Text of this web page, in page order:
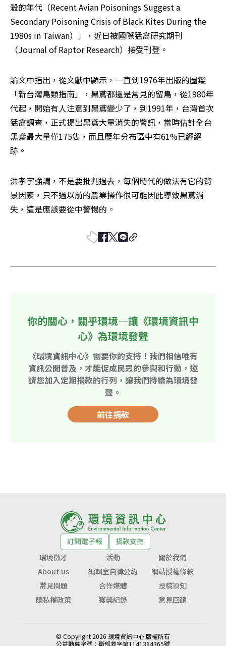
殺的年代（Recent Avian Poisonings Suggest a
Secondary Poisoning Crisis of Black Kites During the
1980s in Taiwan）」，近日被國際猛禽研究期刊
（Journal of Raptor Research）接受刊登。
論文中指出，從文獻中顯示，一直到1976年出版的圖鑑
「新台灣鳥類指南」，黑鳶都還是常見的留鳥，從1980年
代起，開始有人注意到黑鳶變少了，到1991年，台灣首次
猛禽調查，正式提出黑鳶大量消失的警訊，當時估計全台
黑鳶最大量僅175隻，而且歷年分布區中有61%已經絕
跡。
洪孝宇強調，不是要批判過去，每個時代的做法有它的背
景因素，只不過以前的農業操作很可能因此導致黑鳶消
失，這是應該要從中警惕的。
你的關心，關乎環境—讓《環境資訊中
心》為環境發聲
《環境資訊中心》需要你的支持！我們相信唯有
資訊公開普及，才能促成民眾的參與和行動，邀
請您加入定期捐款的行列，讓我們持續為環境發
聲。
前往捐款
訂閱電子報
捐款支持
環境徵才
活動
關於我們
About us
編輯室自律公約
網站授權條款
常見問題
合作媒體
投稿須知
隱私權政策
獲獎紀錄 意見回饋
© Copyright 2026 環境資訊中心 版權所有
公益勸募字號： 衛部救字第1141364365號